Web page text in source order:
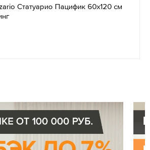
Статуарио Пацифик 60x120 см